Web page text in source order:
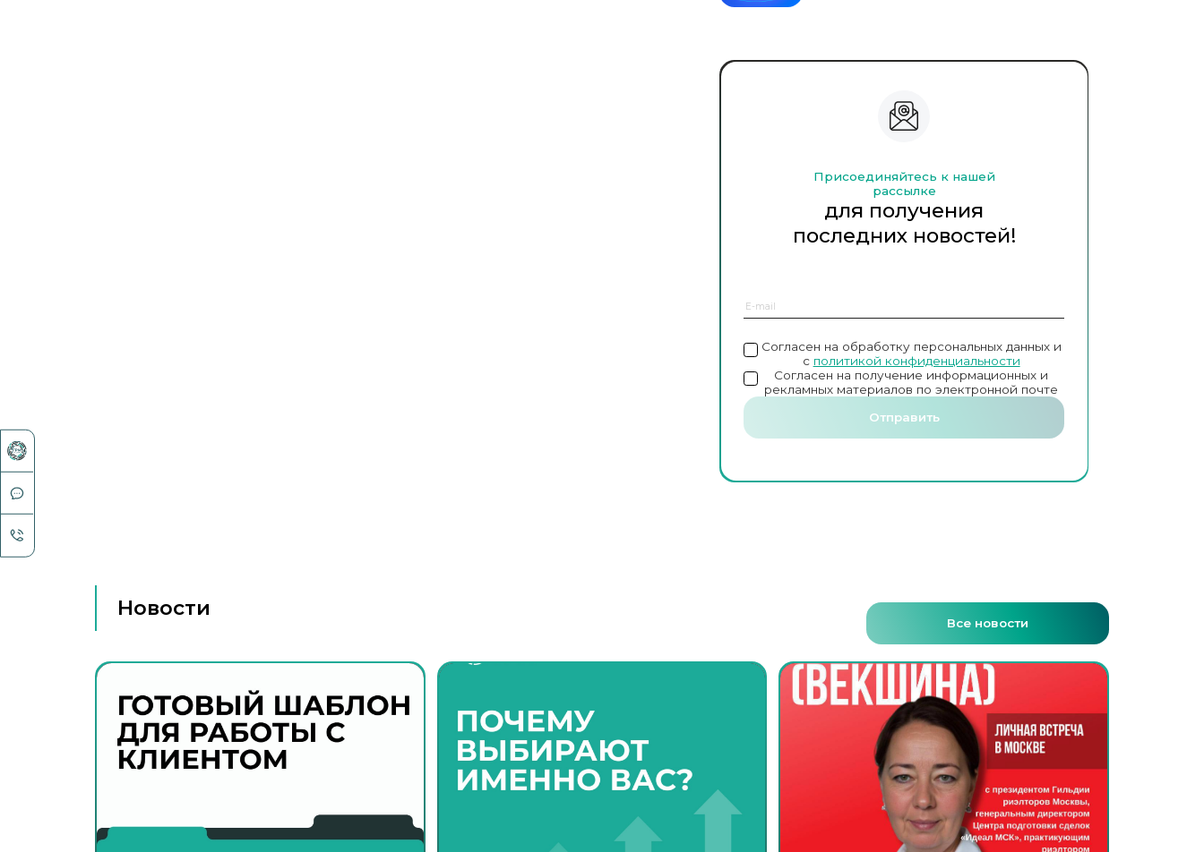
Присоединяйтесь к нашей
рассылке
для получения
последних новостей!
Согласен на обработку персональных данных и
с политикой конфиденциальности
Согласен на получение информационных и
рекламных материалов по электронной почте
Отправить
Новости
Все новости